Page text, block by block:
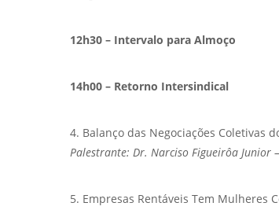
12h30 – Intervalo para Almoço
14h00 – Retorno Intersindical
4. Balanço das Negociações Coletivas
Palestrante: Dr. Narciso Figueirôa Junior
5. Empresas Rentáveis Tem Mulheres